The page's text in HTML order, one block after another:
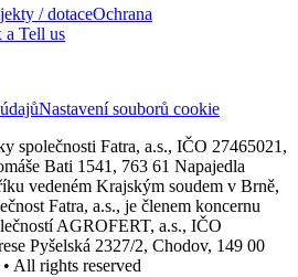
/ dotaceOchrana
a Tell us
Nastavení souborů cookie
společnosti Fatra, a.s., IČO 27465021,
Bati 1541, 763 61 Napajedla
vedeném Krajským soudem v Brně,
Fatra, a.s., je členem koncernu
AGROFERT, a.s., IČO
Pyšelská 2327/2, Chodov, 149 00
All rights reserved